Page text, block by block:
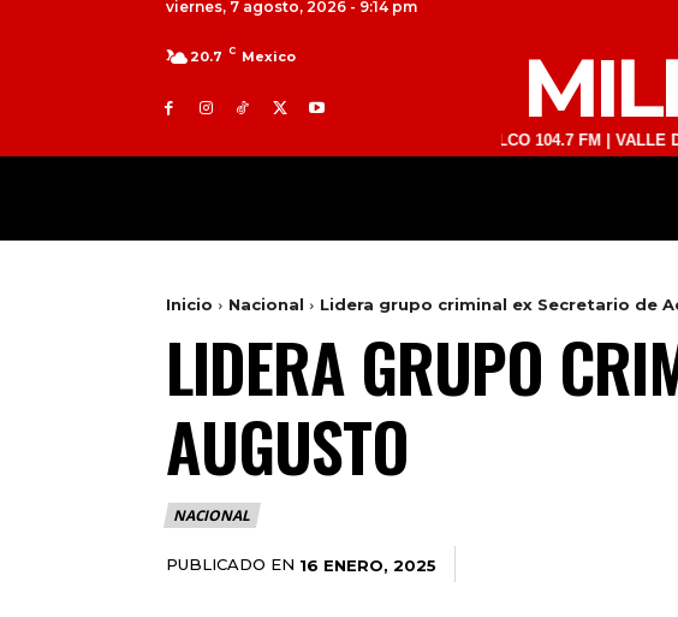
viernes, 7 agosto, 2026 - 9:14 pm
20.7 C Mexico
TOLUCA 98.9 FM | ATLACOMULCO 104.7 FM | VALLE DE
Inicio Nacional Lidera grupo criminal ex Secretario de
LIDERA GRUPO
AUGUSTO
NACIONAL
PUBLICADO EN 16 ENERO, 2025